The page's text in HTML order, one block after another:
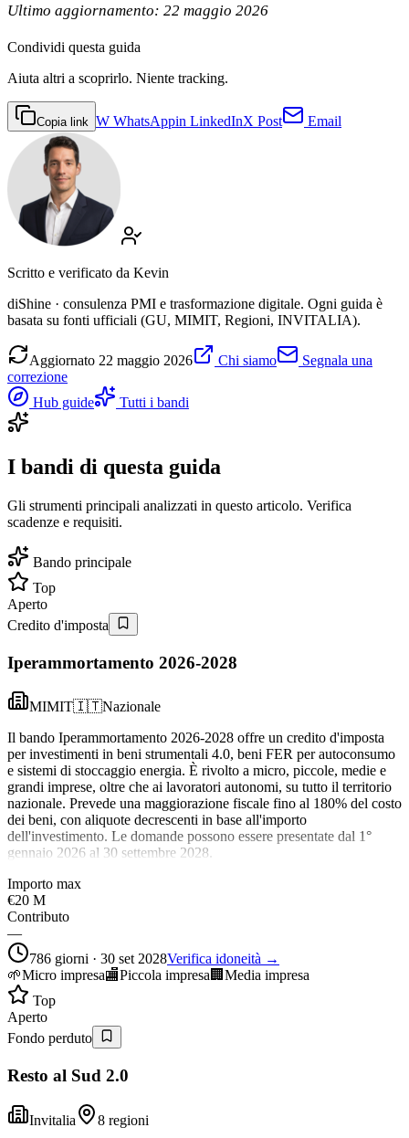
Ultimo aggiornamento: 22 maggio 2026
Condividi questa guida
Aiuta altri a scoprirlo. Niente tracking.
Copia link W WhatsAppin LinkedInX Post Email
Scritto e verificato da Kevin
diShine · consulenza PMI e trasformazione digitale. Ogni guida è
basata su fonti ufficiali (GU, MIMIT, Regioni, INVITALIA).
Aggiornato 22 maggio 2026 Chi siamo
Segnala una
correzione
Hub guide
Tutti i bandi
I bandi di questa guida
Gli strumenti principali analizzati in questo articolo. Verifica
scadenze e requisiti.
Bando principale
Top
Aperto
Credito d'imposta
Iperammortamento 2026-2028
MIMIT🇮🇹Nazionale
Il bando Iperammortamento 2026-2028 offre un credito d'imposta
per investimenti in beni strumentali 4.0, beni FER per autoconsumo
e sistemi di stoccaggio energia. È rivolto a micro, piccole, medie e
grandi imprese, oltre che ai lavoratori autonomi, su tutto il territorio
nazionale. Prevede una maggiorazione fiscale fino al 180% del costo
dei beni, con aliquote decrescenti in base all'importo
dell'investimento. Le domande possono essere presentate dal 1°
gennaio 2026 al 30 settembre 2028.
Importo max
€20 M
Contributo
—
786 giorni · 30 set 2028Verifica idoneità →
🌱Micro impresa🏬Piccola impresa🏢 Media impresa
Top
Aperto
Fondo perduto
Resto al Sud 2.0
Invitalia 8 regioni